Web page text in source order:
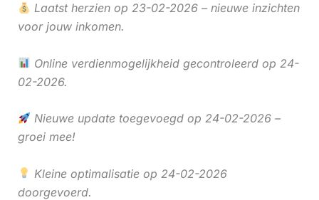
Laatst herzien op 23-02-2026 – nieuwe inzichten
voor jouw inkomen.
Online verdienmogelijkheid gecontroleerd op 24-
02-2026.
Nieuwe update toegevoegd op 24-02-2026 –
groei mee!
Kleine optimalisatie op 24-02-2026
doorgevoerd.